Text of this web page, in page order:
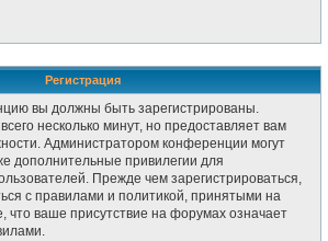
Регистрация
вы должны быть зарегистрированы.
несколько минут, но предоставляет вам
Администратором конференции могут
дополнительные привилегии для
Прежде чем зарегистрироваться,
с правилами и политикой, принятыми на
ваше присутствие на форумах означает